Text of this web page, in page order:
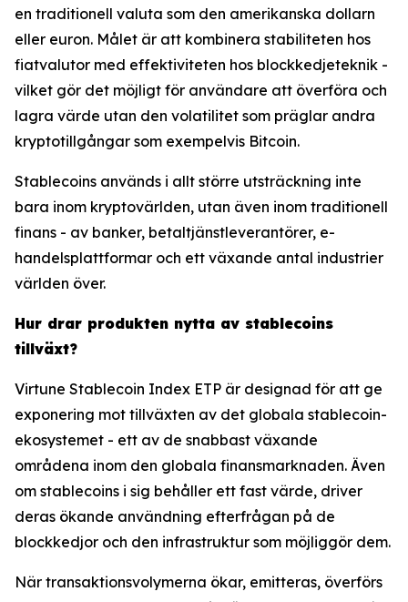
en traditionell valuta som den amerikanska dollarn
eller euron. Målet är att kombinera stabiliteten hos
fiatvalutor med effektiviteten hos blockkedjeteknik -
vilket gör det möjligt för användare att överföra och
lagra värde utan den volatilitet som präglar andra
kryptotillgångar som exempelvis Bitcoin.
Stablecoins används i allt större utsträckning inte
bara inom kryptovärlden, utan även inom traditionell
finans - av banker, betaltjänstleverantörer, e-
handelsplattformar och ett växande antal industrier
världen över.
Hur drar produkten nytta av stablecoins
tillväxt?
Virtune Stablecoin Index ETP är designad för att ge
exponering mot tillväxten av det globala stablecoin-
ekosystemet - ett av de snabbast växande
områdena inom den globala finansmarknaden. Även
om stablecoins i sig behåller ett fast värde, driver
deras ökande användning efterfrågan på de
blockkedjor och den infrastruktur som möjliggör dem.
När transaktionsvolymerna ökar, emitteras, överförs